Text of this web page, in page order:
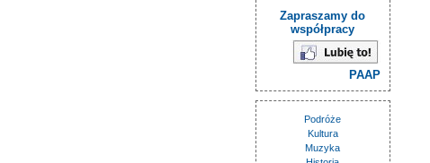
Zapraszamy do
współpracy
PAAP
Podróże
Kultura
Muzyka